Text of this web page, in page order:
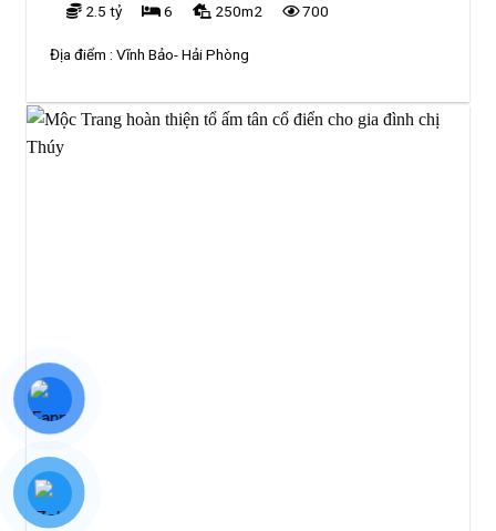
2.5 tỷ 6 250m2 700
Địa điểm :Vĩnh Bảo- Hải Phòng